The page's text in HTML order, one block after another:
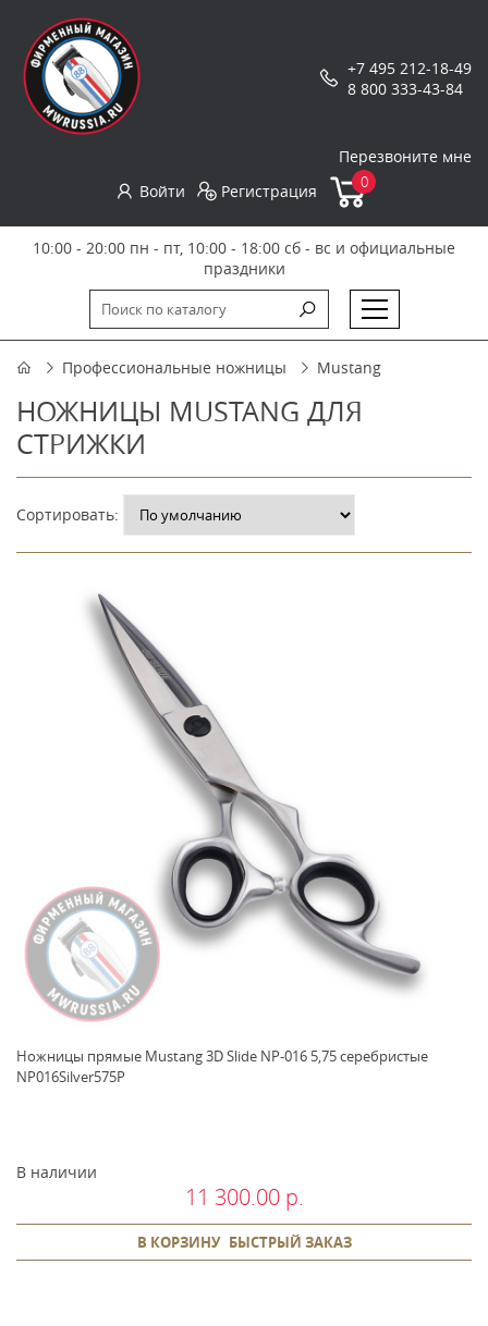
+7 495 212-18-49
8 800 333-43-84
Перезвоните мне
Войти
Регистрация 0
10:00 - 20:00 пн - пт, 10:00 - 18:00 сб - вс и официальные
праздники
Профессиональные ножницы Mustang
НОЖНИЦЫ MUSTANG ДЛЯ
СТРИЖКИ
Сортировать:
Ножницы прямые Mustang 3D Slide NP-016 5,75 серебристые
NP016Silver575P
В наличии
11 300.00 р.
В КОРЗИНУ БЫСТРЫЙ ЗАКАЗ